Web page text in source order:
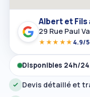
Devis détaillé et
Disponibles 24h/24
Albert et
29 Rue Paul
★★★★★ 4.9/5